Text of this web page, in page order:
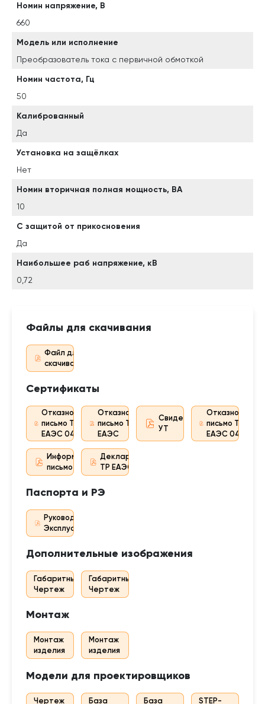
Номин напряжение, В
660
Модель или исполнение
Преобразователь тока с первичной обмоткой
Номин частота, Гц
50
Калиброванный
Да
Установка на защёлках
Нет
Номин вторичная полная мощность, ВА
10
С защитой от прикосновения
Да
Наибольшее раб напряжение, кВ
0,72
Файлы для скачивания
Файл для
скачивания
Сертификаты
Отказное
письмо ТР
ЕАЭС 043
Отказное
письмо ТР
ЕАЭС
Свидетельство
УТ
Отказное
письмо ТР
ЕАЭС 043
Информационное
письмо
Декларация
ТР ЕАЭС
Паспорта и РЭ
Руководство По
Эксплуатации
Дополнительные изображения
Габаритный
Чертеж
Габаритный
Чертеж
Монтаж
Монтаж
изделия
Монтаж
изделия
Модели для проектировщиков
Чертеж База База STEP-